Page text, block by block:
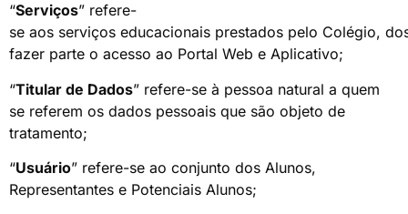
“Serviços” refere-
se aos serviços educacionais prestados pelo Colégio,
fazer parte o acesso ao Portal Web e Aplicativo;
“Titular de Dados” refere-se à pessoa natural a quem
se referem os dados pessoais que são objeto de
tratamento;
“Usuário” refere-se ao conjunto dos Alunos,
Representantes e Potenciais Alunos;